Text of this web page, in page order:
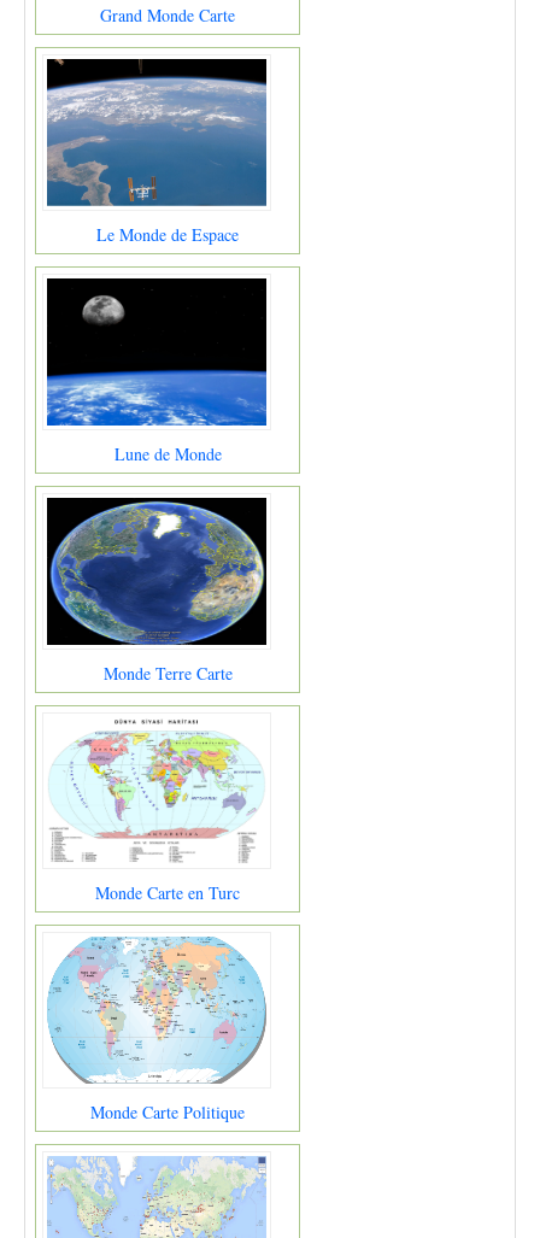
Grand Monde Carte
Le Monde de Espace
Lune de Monde
Monde Terre Carte
Monde Carte en Turc
Monde Carte Politique